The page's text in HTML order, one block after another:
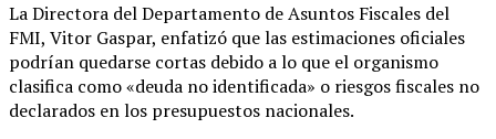
La Directora del Departamento de Asuntos Fiscales del
FMI, Vitor Gaspar, enfatizó que las estimaciones oficiales
podrían quedarse cortas debido a lo que el organismo
clasifica como «deuda no identificada» o riesgos fiscales no
declarados en los presupuestos nacionales.